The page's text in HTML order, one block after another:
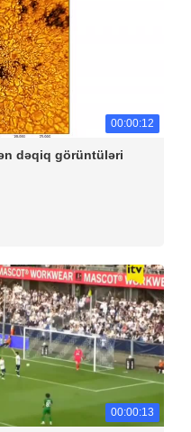
00:00:12
dəqiq görüntüləri
00:00:13